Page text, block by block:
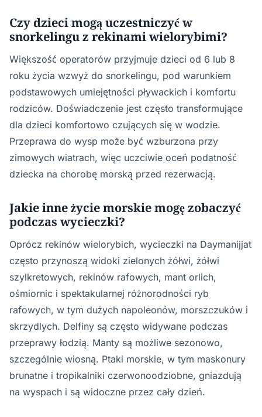
Czy dzieci mogą uczestniczyć w
snorkelingu z rekinami wielorybimi?
Większość operatorów przyjmuje dzieci od 6 lub 8
roku życia wzwyż do snorkelingu, pod warunkiem
podstawowych umiejętności pływackich i komfortu
rodziców. Doświadczenie jest często transformujące
dla dzieci komfortowo czujących się w wodzie.
Przeprawa do wysp może być wzburzona przy
zimowych wiatrach, więc uczciwie oceń podatność
dziecka na chorobę morską przed rezerwacją.
Jakie inne życie morskie mogę zobaczyć
podczas wycieczki?
Oprócz rekinów wielorybich, wycieczki na Daymanijjat
często przynoszą widoki zielonych żółwi, żółwi
szylkretowych, rekinów rafowych, mant orlich,
ośmiornic i spektakularnej różnorodności ryb
rafowych, w tym dużych napoleonów, morszczuków i
skrzydlych. Delfiny są często widywane podczas
przeprawy łodzią. Manty są możliwe sezonowo,
szczególnie wiosną. Ptaki morskie, w tym maskonury
brunatne i tropikalniki czerwonoodziobne, gniazdują
na wyspach i są widoczne przez cały dzień.